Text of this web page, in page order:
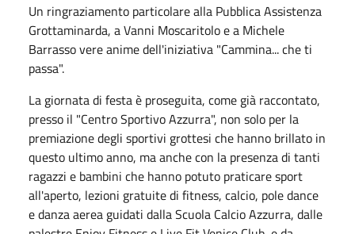
Un ringraziamento particolare alla Pubblica Assistenza
Grottaminarda, a Vanni Moscaritolo e a Michele
Barrasso vere anime dell'iniziativa "Cammina... che ti
passa".
La giornata di festa è proseguita, come già raccontato,
presso il "Centro Sportivo Azzurra", non solo per la
premiazione degli sportivi grottesi che hanno brillato in
questo ultimo anno, ma anche con la presenza di tanti
ragazzi e bambini che hanno potuto praticare sport
all'aperto, lezioni gratuite di fitness, calcio, pole dance
e danza aerea guidati dalla Scuola Calcio Azzurra, dalle